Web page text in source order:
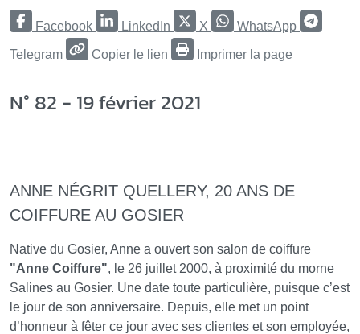
Facebook LinkedIn X WhatsApp
Telegram Copier le lien Imprimer la page
N° 82 - 19 février 2021
ANNE NÉGRIT QUELLERY, 20 ANS DE
COIFFURE AU GOSIER
Native du Gosier, Anne a ouvert son salon de coiffure
"Anne Coiffure", le 26 juillet 2000, à proximité du morne
Salines au Gosier. Une date toute particulière, puisque c’est
le jour de son anniversaire. Depuis, elle met un point
d’honneur à fêter ce jour avec ses clientes et son employée,